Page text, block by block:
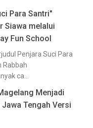
Para Santri"
Siawa melalui
Fun School
Penjara Suci Para
Rabbah
ca...
Menjadi
Tengah Versi